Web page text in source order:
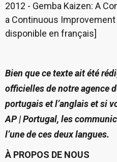
2012 - Gemba Kaizen: A
a Continuous
disponible en français]
Bien que ce texte ait été
officielles de notre agence
portugais et l’anglais et si
AP | Portugal, les
l’une de ces deux langues.
À PROPOS DE NOUS